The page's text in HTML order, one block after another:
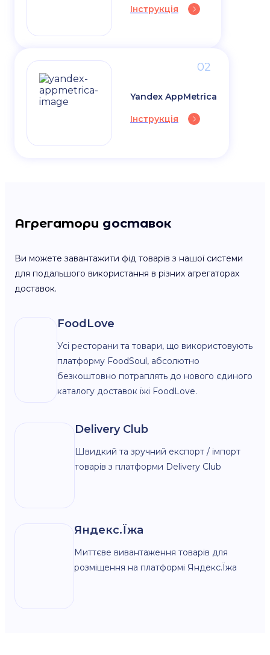
Інструкція
02
Yandex AppMetrica
Інструкція
Агрегатори доставок
Ви можете завантажити фід товарів з нашої системи
для подальшого використання в різних агрегаторах
доставок.
FoodLove
Усі ресторани та товари, що використовують
платформу FoodSoul, абсолютно
безкоштовно потраплять до нового єдиного
каталогу доставок їжі FoodLove.
Delivery Club
Швидкий та зручний експорт / імпорт
товарів з платформи Delivery Club
Яндекс.Їжа
Миттєве вивантаження товарів для
розміщення на платформі Яндекс.Їжа